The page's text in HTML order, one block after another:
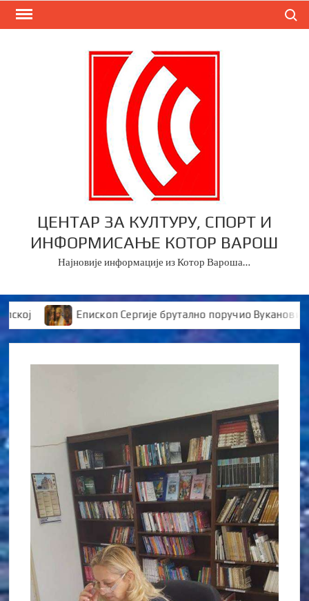
Skip
ЦЕНТАР ЗА КУЛТУРУ, СПОРТ И
ИНФОРМИСАЊЕ КОТОР ВАРОШ
Најновије информације из Котор Вароша…
Епископ Сергије брутално поручио Вукановићу